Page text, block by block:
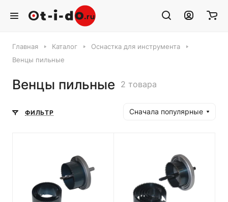
Главная Каталог
Оснастка для инструмента
Венцы пильные
Венцы пильные 2 товара
ФИЛЬТР Сначала популярные